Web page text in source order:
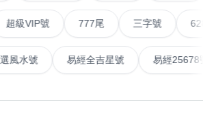
清除全部分類
搜尋
號 777尾 三字號 6288頭
精選風水號 易經全吉星號 易經